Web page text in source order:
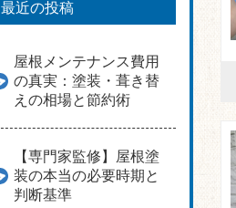
最近の投稿
屋根メンテナンス費用
の真実：塗装・葺き替
えの相場と節約術
【専門家監修】屋根塗
装の本当の必要時期と
判断基準